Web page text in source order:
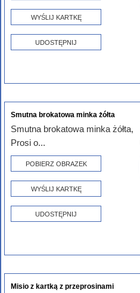
WYŚLIJ KARTKĘ
UDOSTĘPNIJ
Smutna brokatowa minka żółta
Smutna brokatowa minka żółta,
Prosi o...
POBIERZ OBRAZEK
WYŚLIJ KARTKĘ
UDOSTĘPNIJ
Misio z kartką z przeprosinami